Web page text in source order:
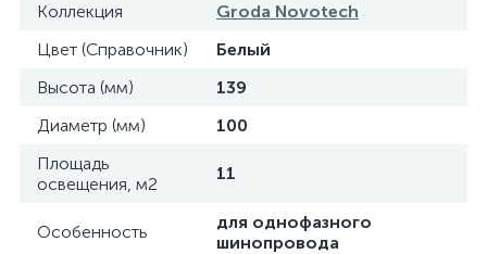
Коллекция
Groda Novotech
Цвет (Справочник)
Белый
Высота (мм)
139
Диаметр (мм)
100
Площадь
освещения, м2
11
Особенность
для однофазного
шинопровода